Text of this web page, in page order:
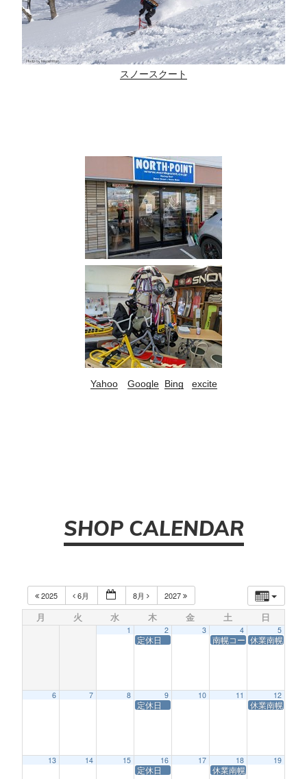
スノースクート
Yahoo Google Bing excite
SHOP CALENDAR
2025 6月 8月 2027
月 火 水 木 金 土 日
1 2
定休日
3 4
南幌コースサービス休業
5
休業南幌コー
6 7 8 9
定休日
10 11 12
休業南幌コー
13 14 15 16
定休日
17 18
休業南幌コースサービス
19